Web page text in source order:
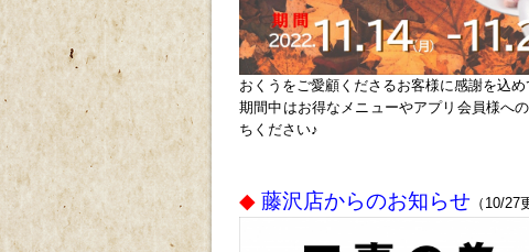
おくうをご愛顧くださるお客様に感謝を込
期間中はお得なメニューやアプリ会員様へ
ちください♪
◆ 藤沢店からのお知らせ （10/27